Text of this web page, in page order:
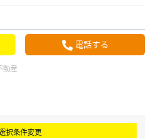
電話する
動産
択条件変更